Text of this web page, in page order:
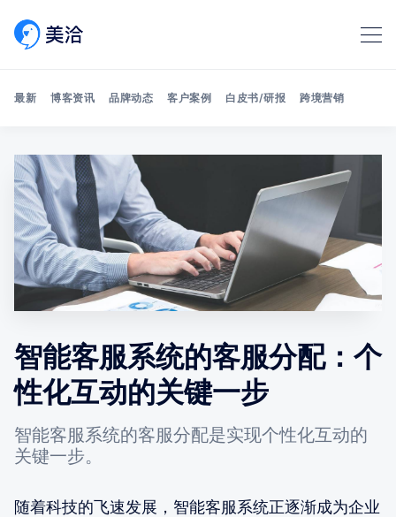
Search 美洽博客
最新 博客资讯 品牌动态 客户案例 白皮书/研报 跨境营销
智能客服系统的客服分配：个
性化互动的关键一步
智能客服系统的客服分配是实现个性化互动的
关键一步。
随着科技的飞速发展，智能客服系统正逐渐成为企业